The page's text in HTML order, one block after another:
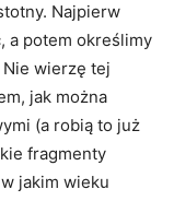
Najpierw
a potem określimy
wierzę tej
jak można
(a robią to już
fragmenty
jakim wieku